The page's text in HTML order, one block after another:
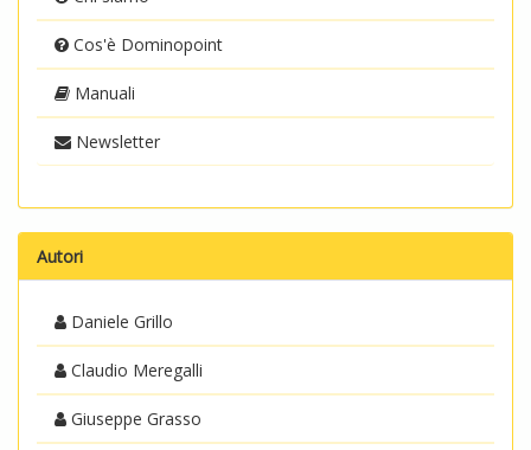
Cos'è Dominopoint
Manuali
Newsletter
Autori
Daniele Grillo
Claudio Meregalli
Giuseppe Grasso